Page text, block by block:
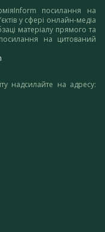
посилання на
у сфері онлайн-медіа
матеріалу прямого та
на цитований
надсилайте на адресу: